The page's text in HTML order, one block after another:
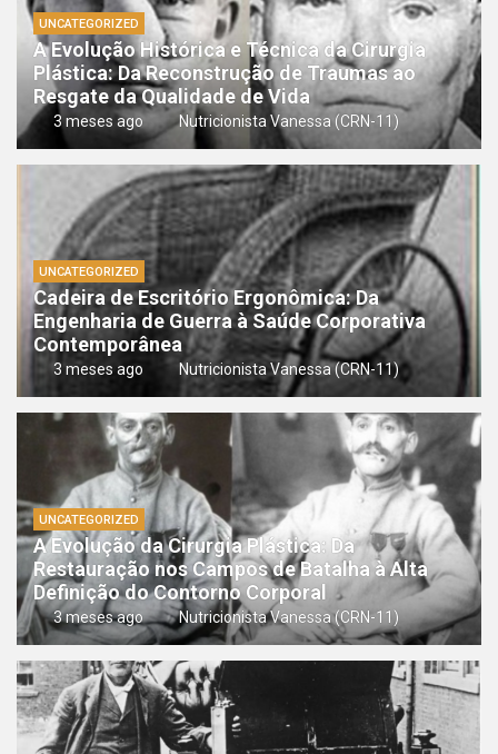
UNCATEGORIZED
A Evolução Histórica e Técnica da Cirurgia
Plástica: Da Reconstrução de Traumas ao
Resgate da Qualidade de Vida
3 meses ago Nutricionista Vanessa (CRN-11)
UNCATEGORIZED
Cadeira de Escritório Ergonômica: Da
Engenharia de Guerra à Saúde Corporativa
Contemporânea
3 meses ago Nutricionista Vanessa (CRN-11)
UNCATEGORIZED
A Evolução da Cirurgia Plástica: Da
Restauração nos Campos de Batalha à Alta
Definição do Contorno Corporal
3 meses ago Nutricionista Vanessa (CRN-11)